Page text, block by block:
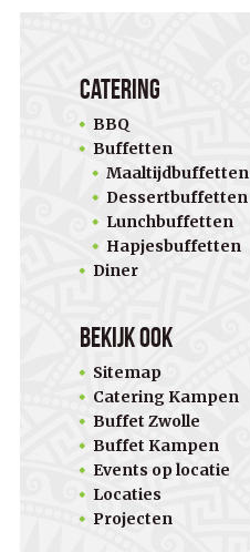
Catering
BBQ
Buffetten
Maaltijdbuffetten
Dessertbuffetten
Lunchbuffetten
Hapjesbuffetten
Diner
Bekijk ook
Sitemap
Catering Kampen
Buffet Zwolle
Buffet Kampen
Events op locatie
Locaties
Projecten